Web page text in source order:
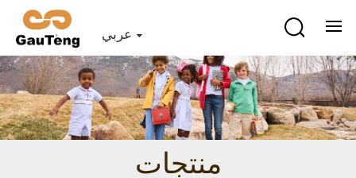
عربي
منتجات